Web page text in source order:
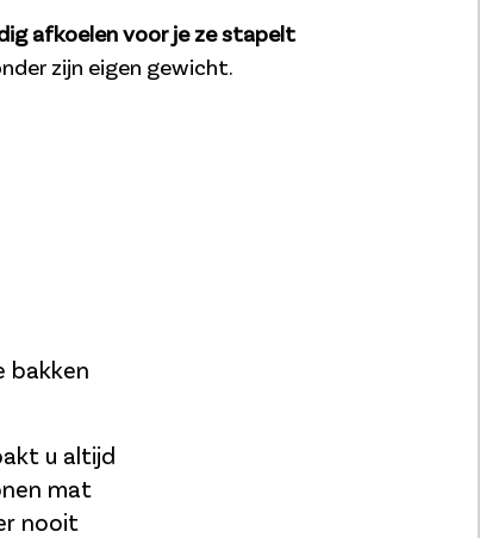
afkoelen voor je ze stapelt
zijn eigen gewicht.
bakken
u altijd
mat
nooit